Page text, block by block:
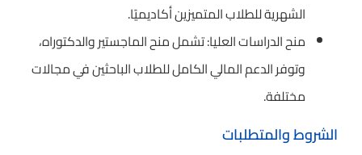
الشهرية للطلاب المتميزين أكاديميًا.
منح الدراسات العليا: تشمل منح الماجستير والدكتوراه،
وتوفر الدعم المالي الكامل للطلاب الباحثين في مجالات
مختلفة.
الشروط والمتطلبات